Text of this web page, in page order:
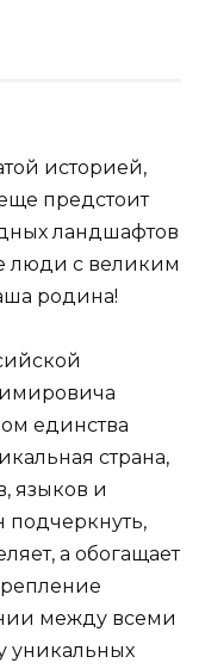
историей,
предстоит
ландшафтов
люди с великим
родина!
единства
страна,
языков и
подчеркнуть,
а обогащает
между всеми
уникальных